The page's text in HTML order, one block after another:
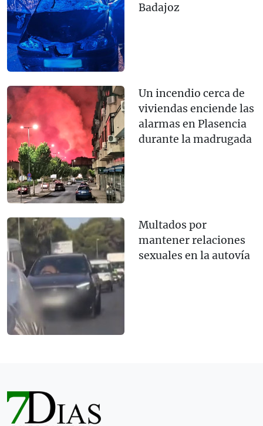
Badajoz
Un incendio cerca de
viviendas enciende las
alarmas en Plasencia
durante la madrugada
Multados por
mantener relaciones
sexuales en la autovía